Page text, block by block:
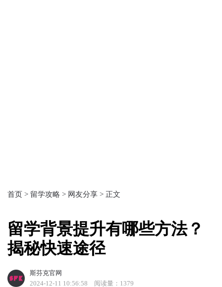
首页 > 留学攻略 > 网友分享 > 正文
留学背景提升有哪些方法？
揭秘快速途径
斯芬克官网
2024-12-11 10:56:58
阅读量：1379